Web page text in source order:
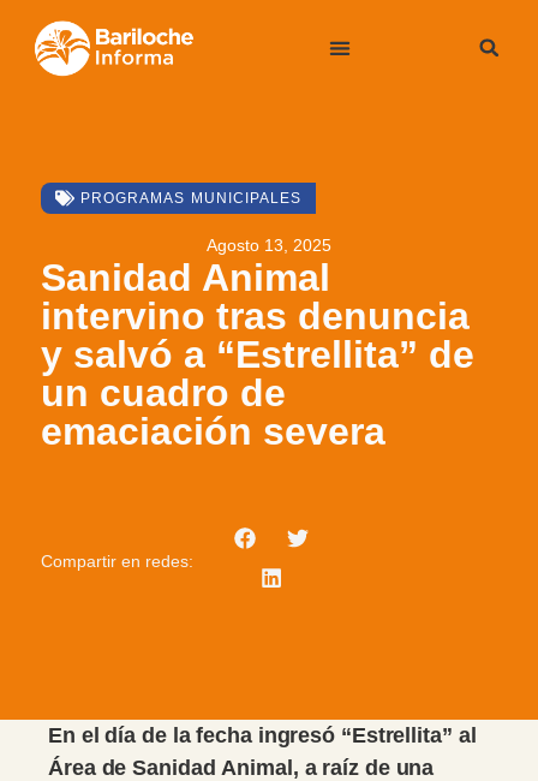
PROGRAMAS MUNICIPALES
Agosto 13, 2025
Sanidad Animal
intervino tras denuncia
y salvó a “Estrellita” de
un cuadro de
emaciación severa
Compartir en redes:
En el día de la fecha ingresó “Estrellita” al
Área de Sanidad Animal, a raíz de una